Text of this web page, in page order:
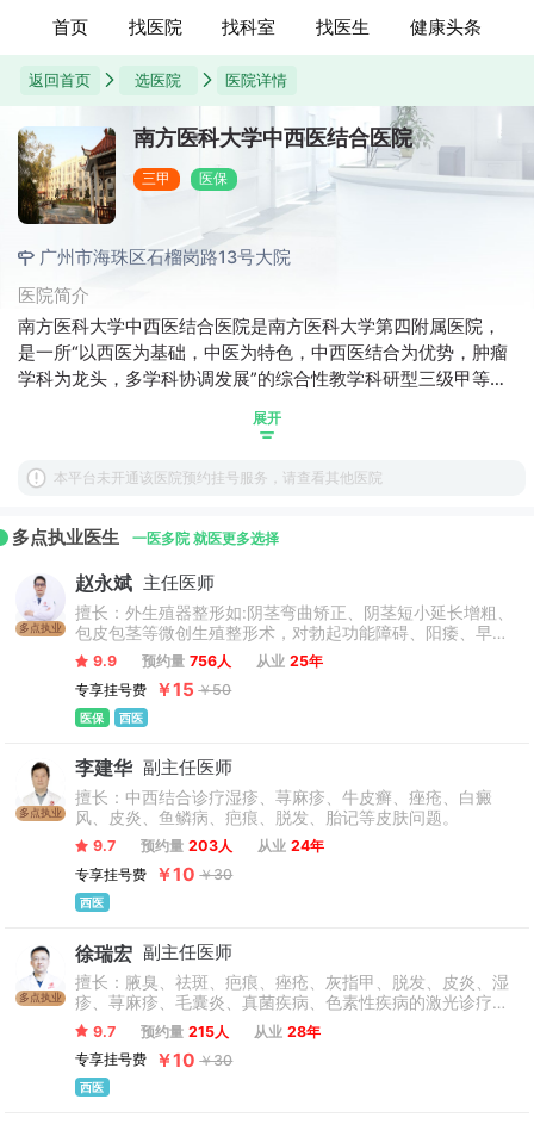
首页 找医院 找科室 找医生 健康头条
返回首页 选医院 医院详情
南方医科大学中西医结合医院
三甲 医保
广州市海珠区石榴岗路13号大院
医院简介
南方医科大学中西医结合医院是南方医科大学第四附属医院，
是一所“以西医为基础，中医为特色，中西医结合为优势，肿瘤
学科为龙头，多学科协调发展”的综合性教学科研型三级甲等中
国家重点中医医院建设单位、国家中医住院医师规范化培训基
东省政府规划建设床位为2050张(其中肿瘤床位600张)。
展开
本平台未开通该医院预约挂号服务，请查看其他医院
多点执业医生 一医多院 就医更多选择
多点执业
赵永斌 主任医师
擅长：外生殖器整形如:阴茎弯曲矫正、阴茎短小延长增粗、
包皮包茎等微创生殖整形术，对勃起功能障碍、阳痿、早
泄、前列腺炎、泌尿系统感染、精索静脉曲张等男性疾病的
诊治具有丰富的临床经验。
9.9 预约量 756人 从业 25年
专享挂号费
￥15 ￥50
医保 西医
多点执业
李建华 副主任医师
擅长：中西结合诊疗湿疹、荨麻疹、牛皮癣、痤疮、白癜
风、皮炎、鱼鳞病、疤痕、脱发、胎记等皮肤问题。
9.7 预约量 203人 从业 24年
专享挂号费
￥10 ￥30
西医
多点执业
徐瑞宏 副主任医师
擅长：腋臭、祛斑、疤痕、痤疮、灰指甲、脱发、皮炎、湿
疹、荨麻疹、毛囊炎、真菌疾病、色素性疾病的激光诊疗和
美容，并对荨麻疹、湿疹、痤疮、腋臭、祛斑等有深入的研
究。
9.7 预约量 215人 从业 28年
专享挂号费
￥10 ￥30
西医